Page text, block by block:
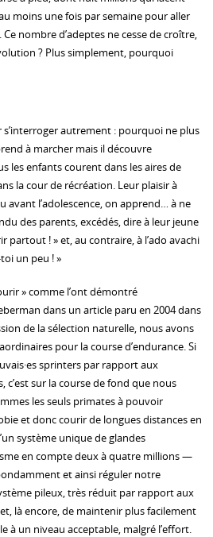
moins une fois par semaine pour aller
nombre d’adeptes ne cesse de croître,
? Plus simplement, pourquoi
autrement : pourquoi ne plus
à marcher mais il découvre
les enfants courent dans les aires de
la cour de récréation. Leur plaisir à
avant l’adolescence, on apprend… à ne
des parents, excédés, dire à leur jeune
partout ! » et, au contraire, à l’ado avachi
un peu ! »
» comme l’ont démontré
dans un article paru en 2004 dans
de la sélection naturelle, nous avons
pour la course d’endurance. Si
sprinters par rapport aux
sur la course de fond que nous
les seuls primates à pouvoir
et donc courir de longues distances en
système unique de glandes
en compte deux à quatre millions —
et ainsi réguler notre
pileux, très réduit par rapport aux
là encore, de maintenir plus facilement
à un niveau acceptable, malgré l’effort.